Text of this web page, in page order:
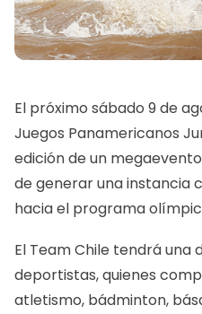
El próximo sábado 9 de
Juegos Panamericanos
edición de un
de generar una instancia
hacia el programa
El Team Chile tendrá una
deportistas, quienes
atletismo, bádminton,